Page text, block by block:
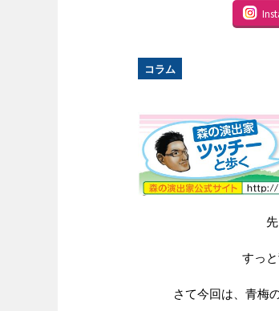
コラム
すっ
さて今回は、青梅